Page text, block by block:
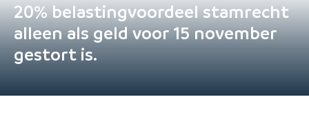
20% belastingvoordeel stamrecht
alleen als geld voor 15 november
gestort is.